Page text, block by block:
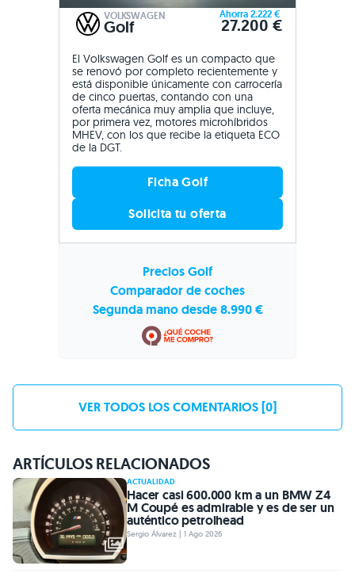
VOLKSWAGEN
Golf
Ahorra 2.222 €
27.200 €
El Volkswagen Golf es un compacto que
se renovó por completo recientemente y
está disponible únicamente con carrocería
de cinco puertas, contando con una
oferta mecánica muy amplia que incluye,
por primera vez, motores microhíbridos
MHEV, con los que recibe la etiqueta ECO
de la DGT.
Ficha Golf
Solicita tu oferta
Precios Golf
Comparador de coches
Segunda mano desde 8.990 €
VER TODOS LOS COMENTARIOS [0]
ARTÍCULOS RELACIONADOS
ACTUALIDAD
Hacer casi 600.000 km a un BMW Z4
M Coupé es admirable y es de ser un
auténtico petrolhead
Sergio Álvarez | 1 Ago 2026